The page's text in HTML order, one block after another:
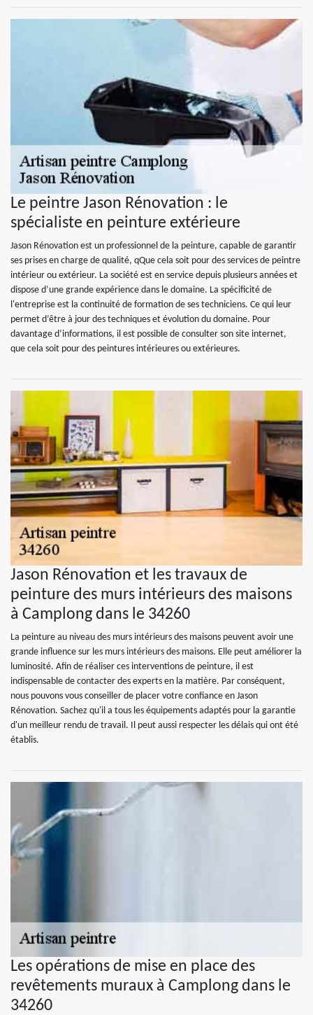
Le peintre Jason Rénovation : le
spécialiste en peinture extérieure
Jason Rénovation est un professionnel de la peinture, capable de garantir
ses prises en charge de qualité, qQue cela soit pour des services de peintre
intérieur ou extérieur. La société est en service depuis plusieurs années et
dispose d’une grande expérience dans le domaine. La spécificité de
l'entreprise est la continuité de formation de ses techniciens. Ce qui leur
permet d’être à jour des techniques et évolution du domaine. Pour
davantage d’informations, il est possible de consulter son site internet,
que cela soit pour des peintures intérieures ou extérieures.
Jason Rénovation et les travaux de
peinture des murs intérieurs des maisons
à Camplong dans le 34260
La peinture au niveau des murs intérieurs des maisons peuvent avoir une
grande influence sur les murs intérieurs des maisons. Elle peut améliorer la
luminosité. Afin de réaliser ces interventions de peinture, il est
indispensable de contacter des experts en la matière. Par conséquent,
nous pouvons vous conseiller de placer votre confiance en Jason
Rénovation. Sachez qu'il a tous les équipements adaptés pour la garantie
d'un meilleur rendu de travail. Il peut aussi respecter les délais qui ont été
établis.
Les opérations de mise en place des
revêtements muraux à Camplong dans le
34260